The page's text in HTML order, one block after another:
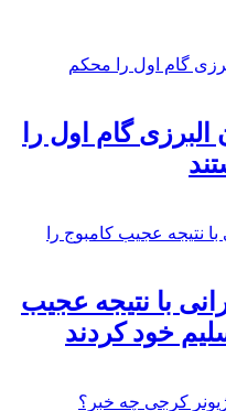
البرزی گام اول را
با نتیجه عجیب
خود کردند